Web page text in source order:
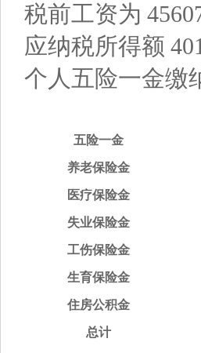
税前工资为
应纳税所得额
个人五险一金缴
五险一金
养老保险金
医疗保险金
失业保险金
工伤保险金
生育保险金
住房公积金
总计